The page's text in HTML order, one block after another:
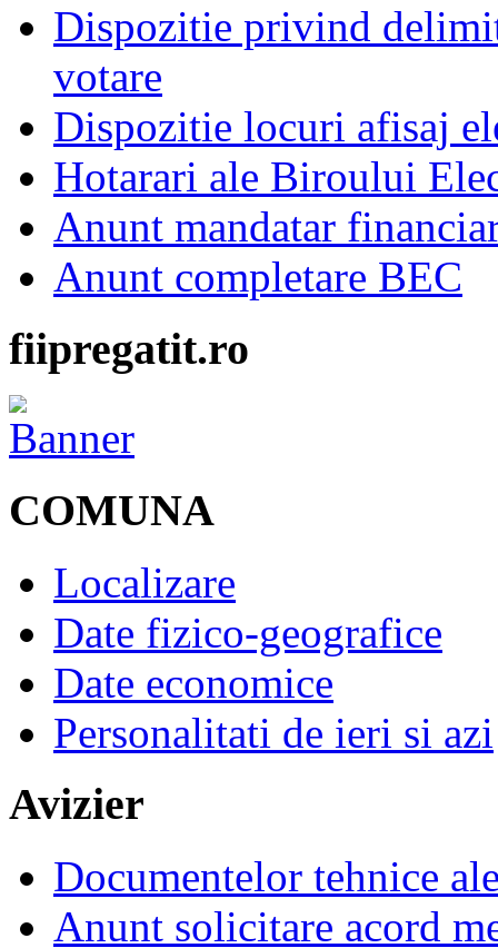
Dispozitie privind
votare
Dispozitie locuri afisaj
Hotarari ale Biroului
Anunt mandatar
Anunt completare BEC
fiipregatit.ro
COMUNA
Localizare
Date fizico-geografice
Date economice
Personalitati de ieri si azi
Avizier
Documentelor tehnice
Anunt solicitare acord